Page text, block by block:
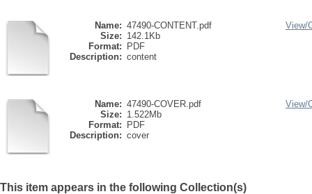
Name: 47490-CONTENT.pdf
Size: 142.1Kb
Format:
PDF
Description: content
View/
Name: 47490-COVER.pdf
Size: 1.522Mb
Format:
PDF
Description: cover
View/
This item appears in the following Collection(s)